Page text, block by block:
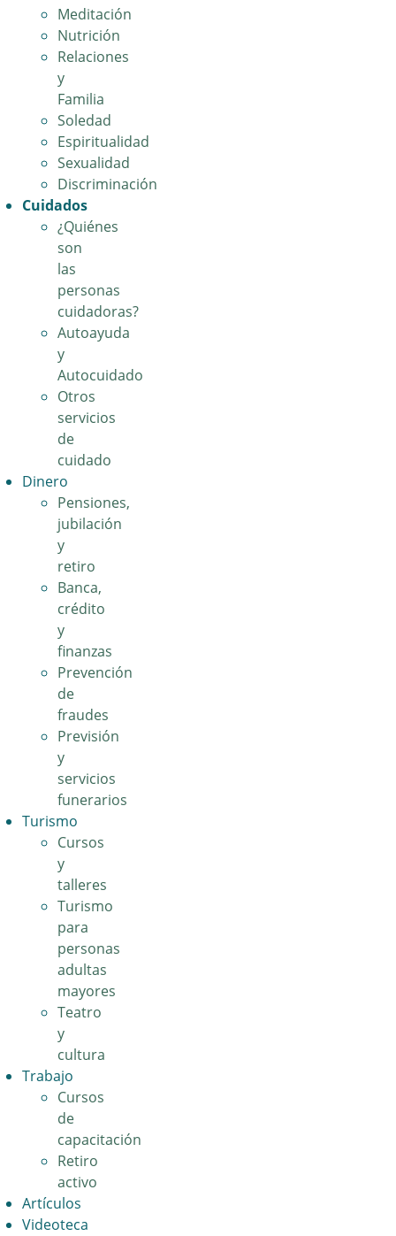
Meditación
Nutrición
Relaciones
y
Familia
Soledad
Espiritualidad
Sexualidad
Discriminación
Cuidados
¿Quiénes
son
las
personas
cuidadoras?
Autoayuda
y
Autocuidado
Otros
servicios
de
cuidado
Dinero
Pensiones,
jubilación
y
retiro
Banca,
crédito
y
finanzas
Prevención
de
fraudes
Previsión
y
servicios
funerarios
Turismo
Cursos
y
talleres
Turismo
para
personas
adultas
mayores
Teatro
y
cultura
Trabajo
Cursos
de
capacitación
Retiro
activo
Artículos
Videoteca